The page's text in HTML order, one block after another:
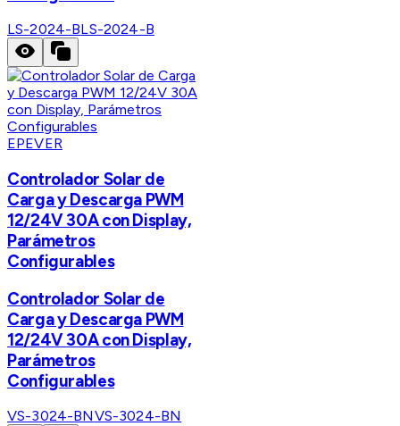
LS-2024-BLS-2024-B
EPEVER
Controlador Solar de
Carga y Descarga PWM
12/24V 30A con Display,
Parámetros
Configurables
Controlador Solar de
Carga y Descarga PWM
12/24V 30A con Display,
Parámetros
Configurables
VS-3024-BNVS-3024-BN